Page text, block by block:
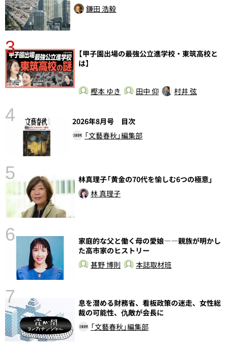
鎌田 浩毅
3
【甲子園出場の最強公立進学校・東筑高校と
は】
樫本 ゆき 田中 仰 村井 弦
4
2026年8月号 目次
「文藝春秋」編集部
5
林真理子「黄金の70代を愉しむ6つの極意」
林 真理子
6
家庭的な父と働く母の愛娘――親族が明かし
た高市家のヒストリー
甚野 博則
本誌取材班
7
息を潜める財務省、看板政策の迷走、女性総
裁の可能性、仇敵が会長に
「文藝春秋」編集部